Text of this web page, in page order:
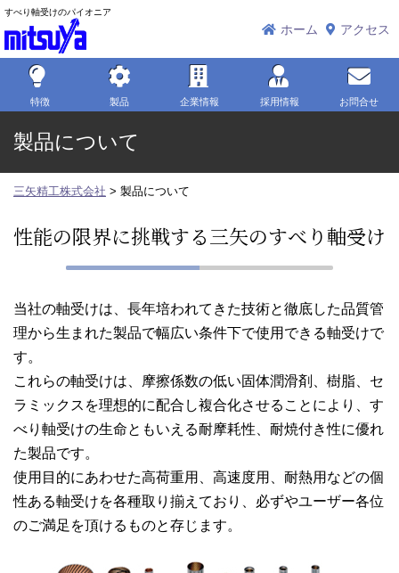
すべり軸受けのパイオニア
ホーム アクセス
特徴 製品 企業情報 採用情報 お問合せ
製品について
三矢精工株式会社 > 製品について
性能の限界に挑戦する三矢のすべり軸受け
当社の軸受けは、長年培われてきた技術と徹底した品質管
理から生まれた製品で幅広い条件下で使用できる軸受けで
す。
これらの軸受けは、摩擦係数の低い固体潤滑剤、樹脂、セ
ラミックスを理想的に配合し複合化させることにより、す
べり軸受けの生命ともいえる耐摩耗性、耐焼付き性に優れ
た製品です。
使用目的にあわせた高荷重用、高速度用、耐熱用などの個
性ある軸受けを各種取り揃えており、必ずやユーザー各位
のご満足を頂けるものと存じます。